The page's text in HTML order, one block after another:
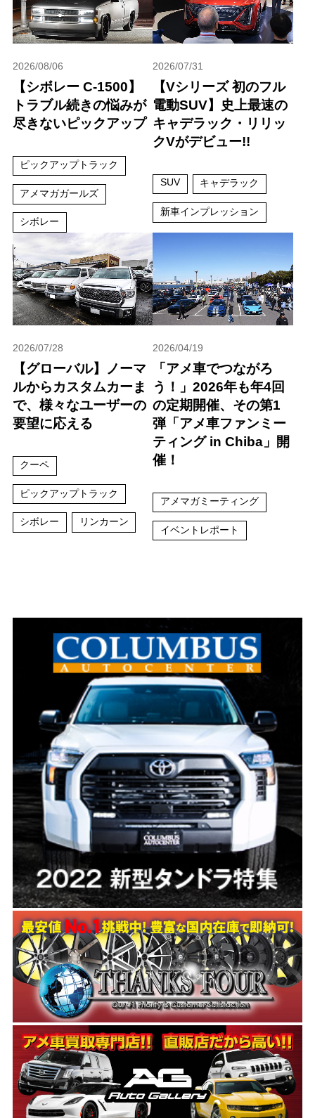
2026/08/06
【シボレー C-1500】
トラブル続きの悩みが
尽きないピックアップ
ピックアップトラック
アメマガガールズ
シボレー
2026/07/31
【Vシリーズ 初のフル
電動SUV】史上最速の
キャデラック・リリッ
クVがデビュー!!
SUV キャデラック
新車インプレッション
2026/07/28
【グローバル】ノーマ
ルからカスタムカーま
で、様々なユーザーの
要望に応える
クーペ
ピックアップトラック
シボレー リンカーン
2026/04/19
「アメ車でつながろ
う！」2026年も年4回
の定期開催、その第1
弾「アメ車ファンミー
ティング in Chiba」開
催！
アメマガミーティング
イベントレポート